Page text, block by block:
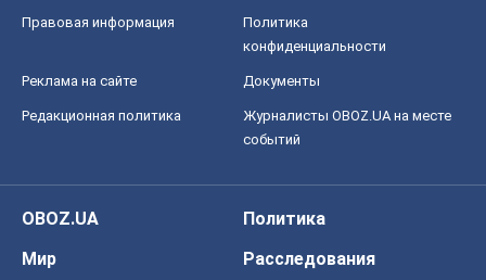
Правовая информация
Политика
конфиденциальности
Реклама на сайте Документы
Редакционная политика
Журналисты OBOZ.UA на месте
событий
OBOZ.UA
Политика
Мир
Расследования